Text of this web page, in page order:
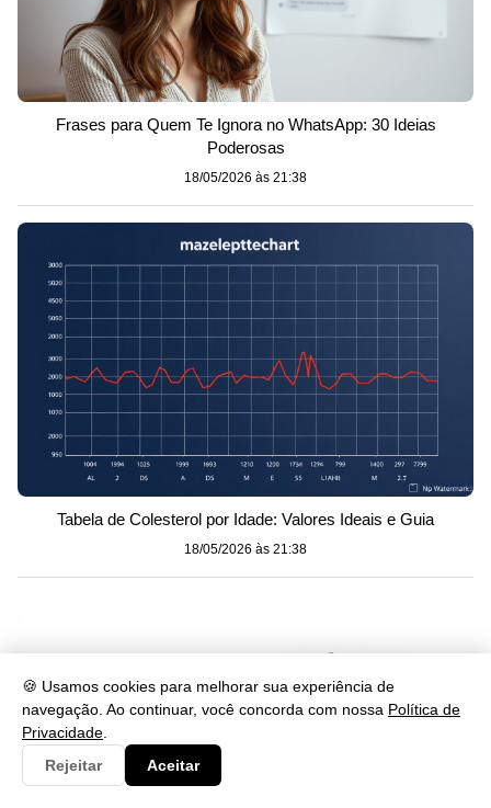
🍪 Usamos cookies para melhorar sua experiência de
navegação. Ao continuar, você concorda com nossa Política de
Privacidade
Rejeitar
Aceitar
Frases para Quem Te Ignora no WhatsApp: 30 Ideias
Poderosas
18/05/2026 às 21:38
Tabela de Colesterol por Idade: Valores Ideais e Guia
18/05/2026 às 21:38